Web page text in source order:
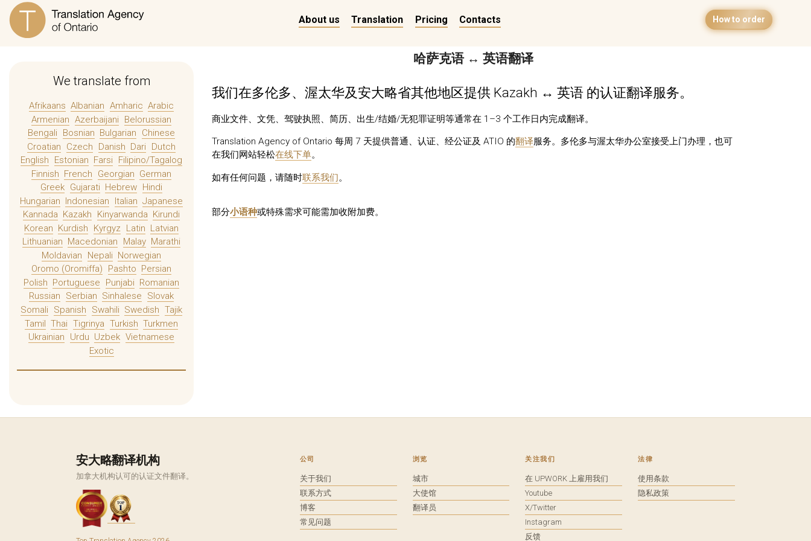
How to order
About us Translation Pricing Contacts
We translate from
Afrikaans Albanian Amharic Arabic
Armenian Azerbaijani
Belorussian
Bengali
Bosnian Bulgarian
Chinese
Croatian
Czech Danish Dari
Dutch
English
Estonian Farsi
Filipino/Tagalog
Finnish French Georgian German
Greek Gujarati Hebrew Hindi
Hungarian Indonesian Italian Japanese
Kannada Kazakh Kinyarwanda Kirundi
Korean Kurdish Kyrgyz Latin Latvian
Lithuanian
Macedonian Malay Marathi
Moldavian
Nepali Norwegian
Oromo (Oromiffa)
Pashto
Persian
Polish Portuguese Punjabi Romanian
Russian
Serbian Sinhalese
Slovak
Somali
Spanish Swahili Swedish Tajik
Tamil Thai Tigrinya Turkish Turkmen
Ukrainian
Urdu Uzbek Vietnamese
Exotic
哈萨克语 ↔ 英语翻译
我们在多伦多、渥太华及安大略省其他地区提供 Kazakh ↔ 英语 的认证翻译服务。
商业文件、文凭、驾驶执照、简历、出生/结婚/无犯罪证明等通常在 1–3 个工作日内完成翻译。
Translation Agency of Ontario 每周 7 天提供普通、认证、经公证及 ATIO 的翻译服务。多伦多与渥太华办公室接受上门办理，也可
在我们网站轻松在线下单。
如有任何问题，请随时联系我们。
部分小语种或特殊需求可能需加收附加费。
安大略翻译机构
加拿大机构认可的认证文件翻译。
公司
关于我们
联系方式
博客
常见问题
浏览
城市
大使馆
翻译员
关注我们
在 UPWORK 上雇用我们
Youtube
X/Twitter
Instagram
反馈
法律
使用条款
隐私政策